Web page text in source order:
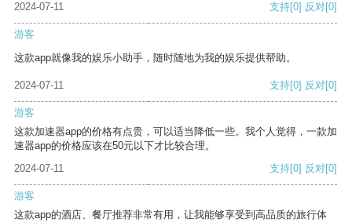
2024-07-11
支持[0] 反对[0]
游客
这款app就像我的娱乐小助手，随时随地为我的娱乐提供帮助。
2024-07-11 支持[0] 反对[0]
游客
这款加速器app的价格有点贵，可以适当降低一些。我个人觉得，一款加
速器app的价格应该在50元以下才比较合理。
2024-07-11
支持[0] 反对[0]
游客
这款app的酒店、餐厅推荐非常有用，让我能够享受到高品质的旅行体